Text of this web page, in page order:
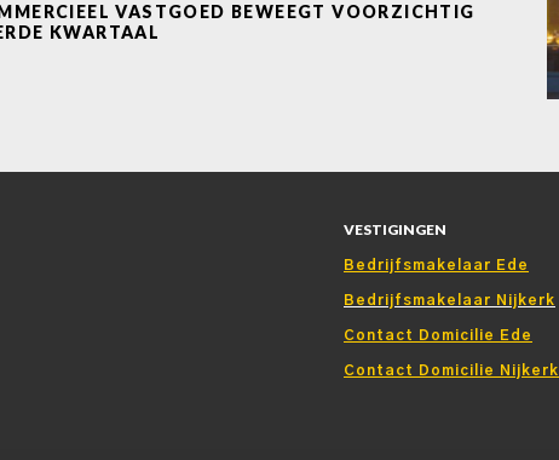
VASTGOED BEWEEGT VOORZICHTIG
KWARTAAL
VESTIGINGEN
Bedrijfsmakelaar Ede
Bedrijfsmakelaar Nijkerk
Contact Domicilie Ede
Contact Domicilie Nijkerk